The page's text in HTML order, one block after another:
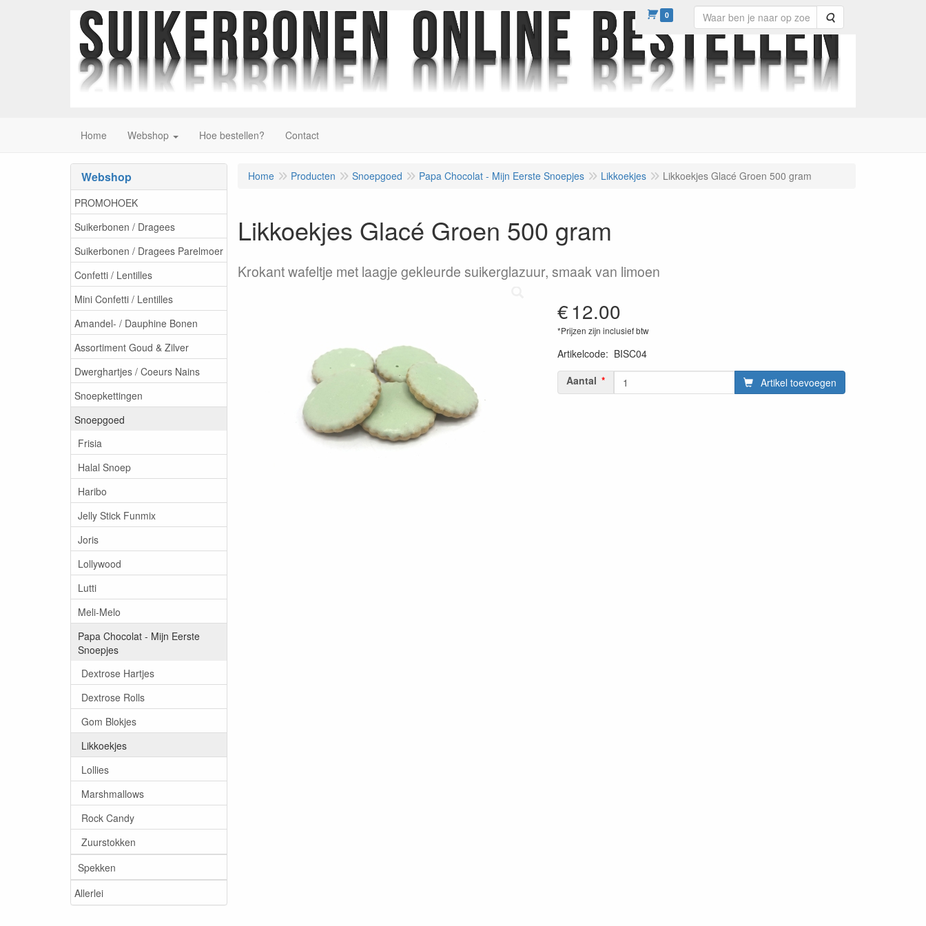
0 Zoeken
Home Webshop Hoe bestellen? Contact
Webshop
PROMOHOEK
Suikerbonen / Dragees
Suikerbonen / Dragees Parelmoer
Confetti / Lentilles
Mini Confetti / Lentilles
Amandel- / Dauphine Bonen
Assortiment Goud & Zilver
Dwerghartjes / Coeurs Nains
Snoepkettingen
Snoepgoed
Frisia
Halal Snoep
Haribo
Jelly Stick Funmix
Joris
Lollywood
Lutti
Meli-Melo
Papa Chocolat - Mijn Eerste
Snoepjes
Dextrose Hartjes
Dextrose Rolls
Gom Blokjes
Likkoekjes
Lollies
Marshmallows
Rock Candy
Zuurstokken
Spekken
Allerlei
Home Producten Snoepgoed Papa Chocolat - Mijn Eerste Snoepjes Likkoekjes Likkoekjes Glacé Groen 500 gram
Likkoekjes Glacé Groen 500 gram
Krokant wafeltje met laagje gekleurde suikerglazuur, smaak van limoen
€12.00
*Prijzen zijn inclusief btw
Artikelcode: BISC04
Aantal
Artikel toevoegen